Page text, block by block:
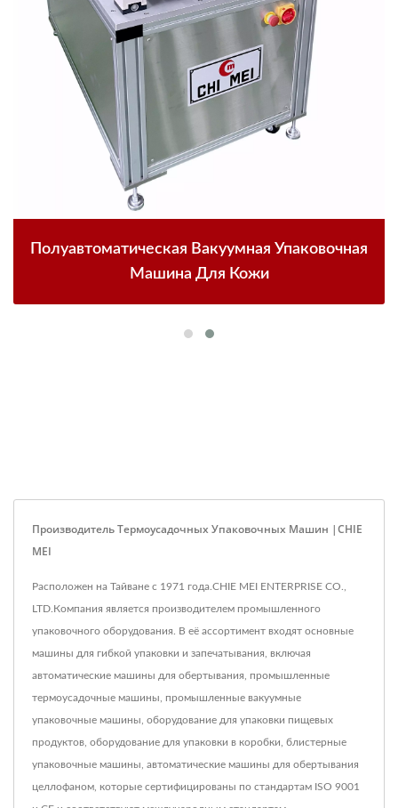
Полуавтоматическая Вакуумная Упаковочная
Машина Для Кожи
Производитель Термоусадочных Упаковочных Машин |CHIE
MEI
Расположен на Тайване с 1971 года.CHIE MEI ENTERPRISE CO.,
LTD.Компания является производителем промышленного
упаковочного оборудования. В её ассортимент входят основные
машины для гибкой упаковки и запечатывания, включая
автоматические машины для обертывания, промышленные
термоусадочные машины, промышленные вакуумные
упаковочные машины, оборудование для упаковки пищевых
продуктов, оборудование для упаковки в коробки, блистерные
упаковочные машины, автоматические машины для обертывания
целлофаном, которые сертифицированы по стандартам ISO 9001